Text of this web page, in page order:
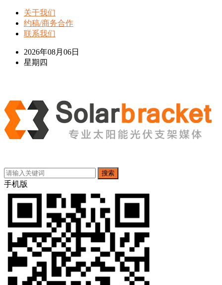
关于我们
约稿/商务合作
联系我们
2026年08月06日
星期四
搜索
手机版